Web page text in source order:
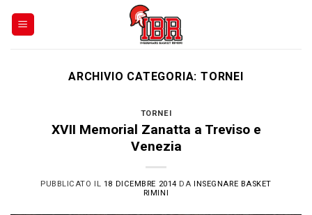
ARCHIVIO CATEGORIA:TORNEI
TORNEI
XVII Memorial Zanatta a Treviso e
Venezia
PUBBLICATO IL 18 DICEMBRE 2014 DAINSEGNARE BASKET
RIMINI